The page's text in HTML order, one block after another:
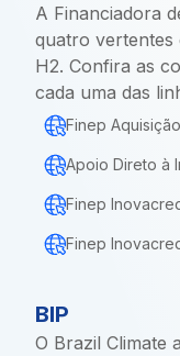
A Financiadora
quatro vertentes
H2. Confira as
cada uma das
Finep
Apoio Direto à
Finep
Finep
BIP
O Brazil Climate